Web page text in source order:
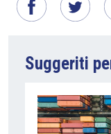
Suggeriti